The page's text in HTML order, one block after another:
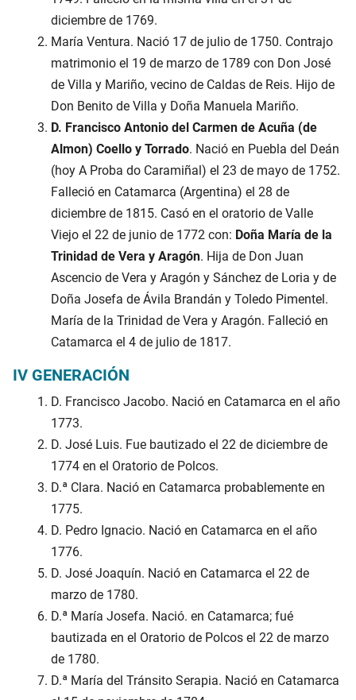
diciembre de 1769.
María Ventura. Nació 17 de julio de 1750. Contrajo
matrimonio el 19 de marzo de 1789 con Don José
de Villa y Mariño, vecino de Caldas de Reis. Hijo de
Don Benito de Villa y Doña Manuela Mariño.
D. Francisco Antonio del Carmen de Acuña (de
Almon) Coello y Torrado. Nació en Puebla del Deán
(hoy A Proba do Caramiñal) el 23 de mayo de 1752.
Falleció en Catamarca (Argentina) el 28 de
diciembre de 1815. Casó en el oratorio de Valle
Viejo el 22 de junio de 1772 con: Doña María de la
Trinidad de Vera y Aragón. Hija de Don Juan
Ascencio de Vera y Aragón y Sánchez de Loria y de
Doña Josefa de Ávila Brandán y Toledo Pimentel.
María de la Trinidad de Vera y Aragón. Falleció en
Catamarca el 4 de julio de 1817.
IV GENERACIÓN
D. Francisco Jacobo. Nació en Catamarca en el año
1773.
D. José Luis. Fue bautizado el 22 de diciembre de
1774 en el Oratorio de Polcos.
D.ª Clara. Nació en Catamarca probablemente en
1775.
D. Pedro Ignacio. Nació en Catamarca en el año
1776.
D. José Joaquín. Nació en Catamarca el 22 de
marzo de 1780.
D.ª María Josefa. Nació. en Catamarca; fué
bautizada en el Oratorio de Polcos el 22 de marzo
de 1780.
D.ª María del Tránsito Serapia. Nació en Catamarca